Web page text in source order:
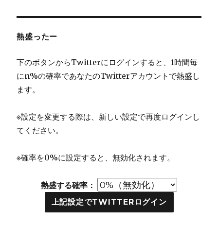
熱盛ったー
下のボタンからTwitterにログインすると、1時間毎
にn%の確率であなたのTwitterアカウントで熱盛し
ます。
※設定を変更する際は、新しい設定で再度ログインし
てください。
※確率を0%に設定すると、無効化されます。
熱盛する確率：
上記設定でTWITTERログイン